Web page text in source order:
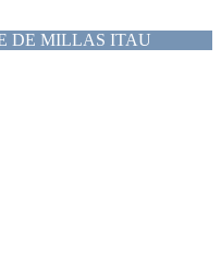
DE MILLAS ITAU